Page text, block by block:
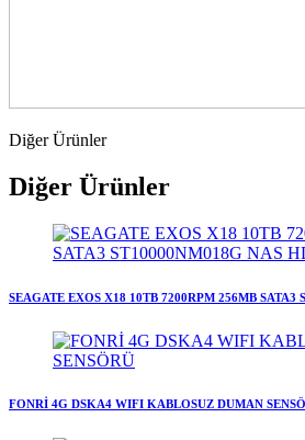
Diğer Ürünler
Diğer Ürünler
SEAGATE EXOS X18 10TB 7200RPM 256MB SATA3
FONRİ 4G DSKA4 WIFI KABLOSUZ DUMAN